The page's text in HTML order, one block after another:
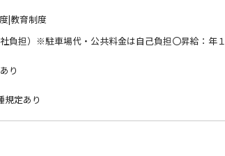
|教育制度
負担）※駐車場代・公共料金は自己負担〇昇給：年１
り
定あり